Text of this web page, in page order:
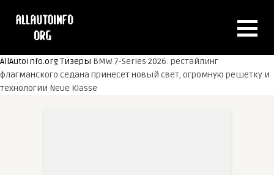
AllAutoInfo.orgТизеры BMW 7-Series 2026: рестайлинг
флагманского седана принесет новый свет, огромную решетку и
технологии Neue Klasse